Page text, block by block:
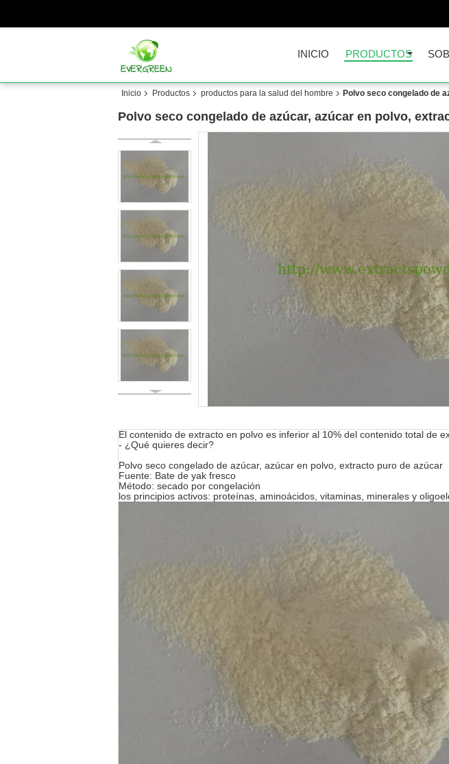
INICIO PRODUCTOS
Inicio Productos productos para la salud del hombre Polvo seco congelado de
Polvo seco congelado de azúcar, azúcar en polvo,
El contenido de extracto en polvo es inferior al 10% del contenido total de
- ¿Qué quieres decir?
Polvo seco congelado de azúcar, azúcar en polvo, extracto puro de azúcar
Fuente: Bate de yak fresco
Método: secado por congelación
los principios activos: proteínas, aminoácidos, vitaminas, minerales y